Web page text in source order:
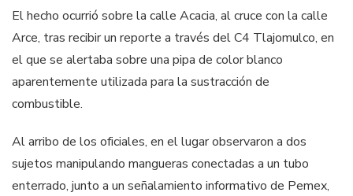
El hecho ocurrió sobre la calle Acacia, al cruce con la calle
Arce, tras recibir un reporte a través del C4 Tlajomulco, en
el que se alertaba sobre una pipa de color blanco
aparentemente utilizada para la sustracción de
combustible.
Al arribo de los oficiales, en el lugar observaron a dos
sujetos manipulando mangueras conectadas a un tubo
enterrado, junto a un señalamiento informativo de Pemex,